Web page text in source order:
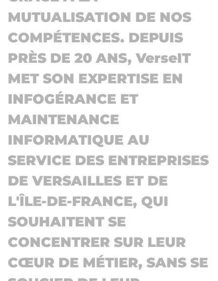
MUTUALISATION DE NOS
COMPÉTENCES. DEPUIS
PRÈS DE 20 ANS, VerseIT
MET SON EXPERTISE EN
INFOGÉRANCE ET
MAINTENANCE
INFORMATIQUE AU
SERVICE DES ENTREPRISES
DE VERSAILLES ET DE
L'ÎLE-DE-FRANCE, QUI
SOUHAITENT SE
CONCENTRER SUR LEUR
CŒUR DE MÉTIER, SANS SE